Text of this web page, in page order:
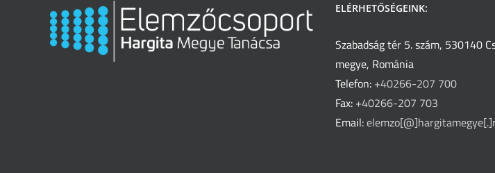
ELÉRHETŐSÉGEINK:
Szabadság tér 5. szám, 530140
megye, Románia
Telefon: +40266-207 700
Fax: +40266-207 703
Email: